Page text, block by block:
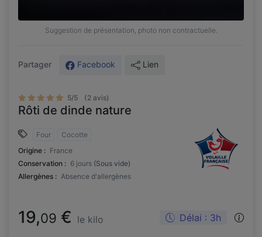
Suggestion de présentation, photo non contractuelle.
Partager Facebook Lien
5/5 (2 avis)
Rôti de dinde nature
Four
Cocotte
Origine : France
Conservation : 6 jours (Sous vide)
Allergènes : Absence d'allergènes
19,09 € le kilo Délai : 3h